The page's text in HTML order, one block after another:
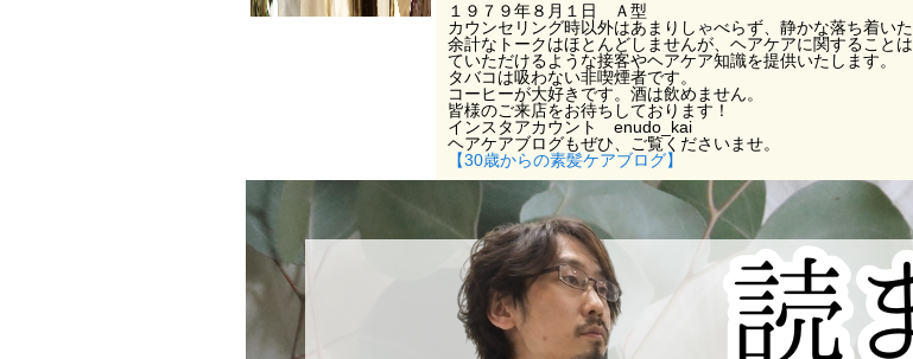
１９７９年８月１日 Ａ型
カウンセリング時以外はあまりしゃべらず、静かな落ち着いた
余計なトークはほとんどしませんが、ヘアケアに関すること
ていただけるような接客やヘアケア知識を提供いたします。
タバコは吸わない非喫煙者です。
コーヒーが大好きです。酒は飲めません。
皆様のご来店をお待ちしております！
インスタアカウント enudo_kai
ヘアケアブログもぜひ、ご覧くださいませ。
【30歳からの素髪ケアブログ】